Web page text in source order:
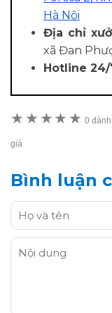
Hà Nội
Địa chỉ
xã Đan
Hotline 24/
★ ★ ★ ★ ★ 0 đánh
giá
Bình luận